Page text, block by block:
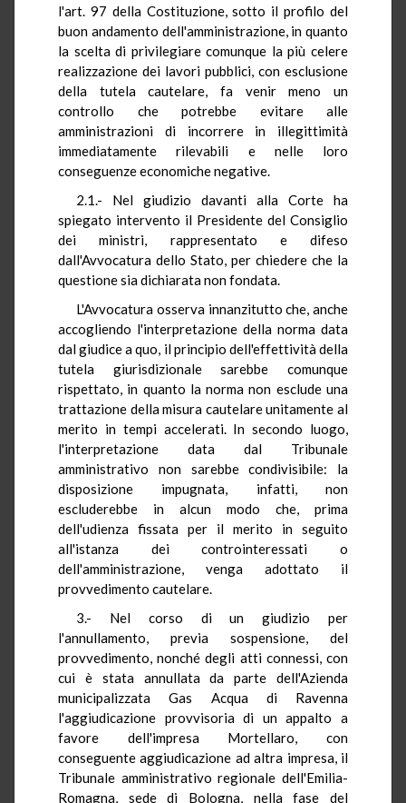
l'art. 97 della Costituzione, sotto il profilo del
buon andamento dell'amministrazione, in quanto
la scelta di privilegiare comunque la più celere
realizzazione dei lavori pubblici, con esclusione
della tutela cautelare, fa venir meno un
controllo che potrebbe evitare alle
amministrazioni di incorrere in illegittimità
immediatamente rilevabili e nelle loro
conseguenze economiche negative.
2.1.- Nel giudizio davanti alla Corte ha
spiegato intervento il Presidente del Consiglio
dei ministri, rappresentato e difeso
dall'Avvocatura dello Stato, per chiedere che la
questione sia dichiarata non fondata.
L'Avvocatura osserva innanzitutto che, anche
accogliendo l'interpretazione della norma data
dal giudice a quo, il principio dell'effettività della
tutela giurisdizionale sarebbe comunque
rispettato, in quanto la norma non esclude una
trattazione della misura cautelare unitamente al
merito in tempi accelerati. In secondo luogo,
l'interpretazione data dal Tribunale
amministrativo non sarebbe condivisibile: la
disposizione impugnata, infatti, non
escluderebbe in alcun modo che, prima
dell'udienza fissata per il merito in seguito
all'istanza dei controinteressati o
dell'amministrazione, venga adottato il
provvedimento cautelare.
3.- Nel corso di un giudizio per
l'annullamento, previa sospensione, del
provvedimento, nonché degli atti connessi, con
cui è stata annullata da parte dell'Azienda
municipalizzata Gas Acqua di Ravenna
l'aggiudicazione provvisoria di un appalto a
favore dell'impresa Mortellaro, con
conseguente aggiudicazione ad altra impresa, il
Tribunale amministrativo regionale dell'Emilia-
Romagna, sede di Bologna, nella fase del